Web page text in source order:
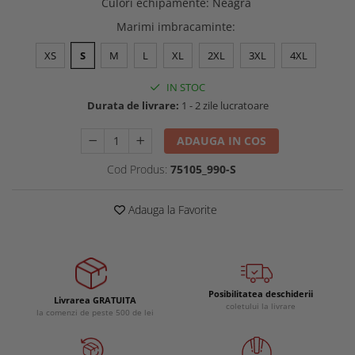
Echipamente specializate
Echipamente muncitori ferma
Echipamente mulgatori
Masti protectie
Marimi imbracaminte:
XS S M L XL 2XL 3XL 4XL
IN STOC
Durata de livrare: 1 - 2 zile lucratoare
ADAUGA IN COS
Cod Produs: 75105_990-S
Adauga la Favorite
Livrarea GRATUITA
la comenzi de peste 500 de lei
Posibilitatea deschiderii
coletului la livrare